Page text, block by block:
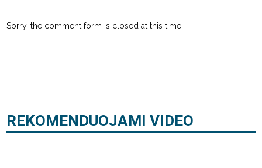
Sorry, the comment form is closed at this time.
REKOMENDUOJAMI VIDEO